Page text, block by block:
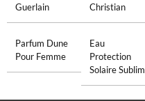
Guerlain
Christian
Parfum Dune
Pour Femme
Eau
Protection
Solaire Sublim